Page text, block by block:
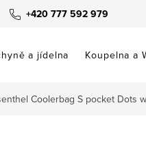
+420 777 592 979
a jídelna Koupelna a
Coolerbag S pocket Dots